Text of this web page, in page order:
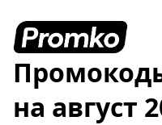
на август